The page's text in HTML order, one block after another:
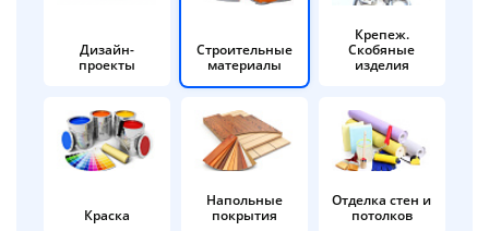
Дизайн-
проекты
Строительные
материалы
Крепеж.
Скобяные
изделия
Краска
Напольные
покрытия
Отделка стен и
потолков
График платежей
Сегодня
%